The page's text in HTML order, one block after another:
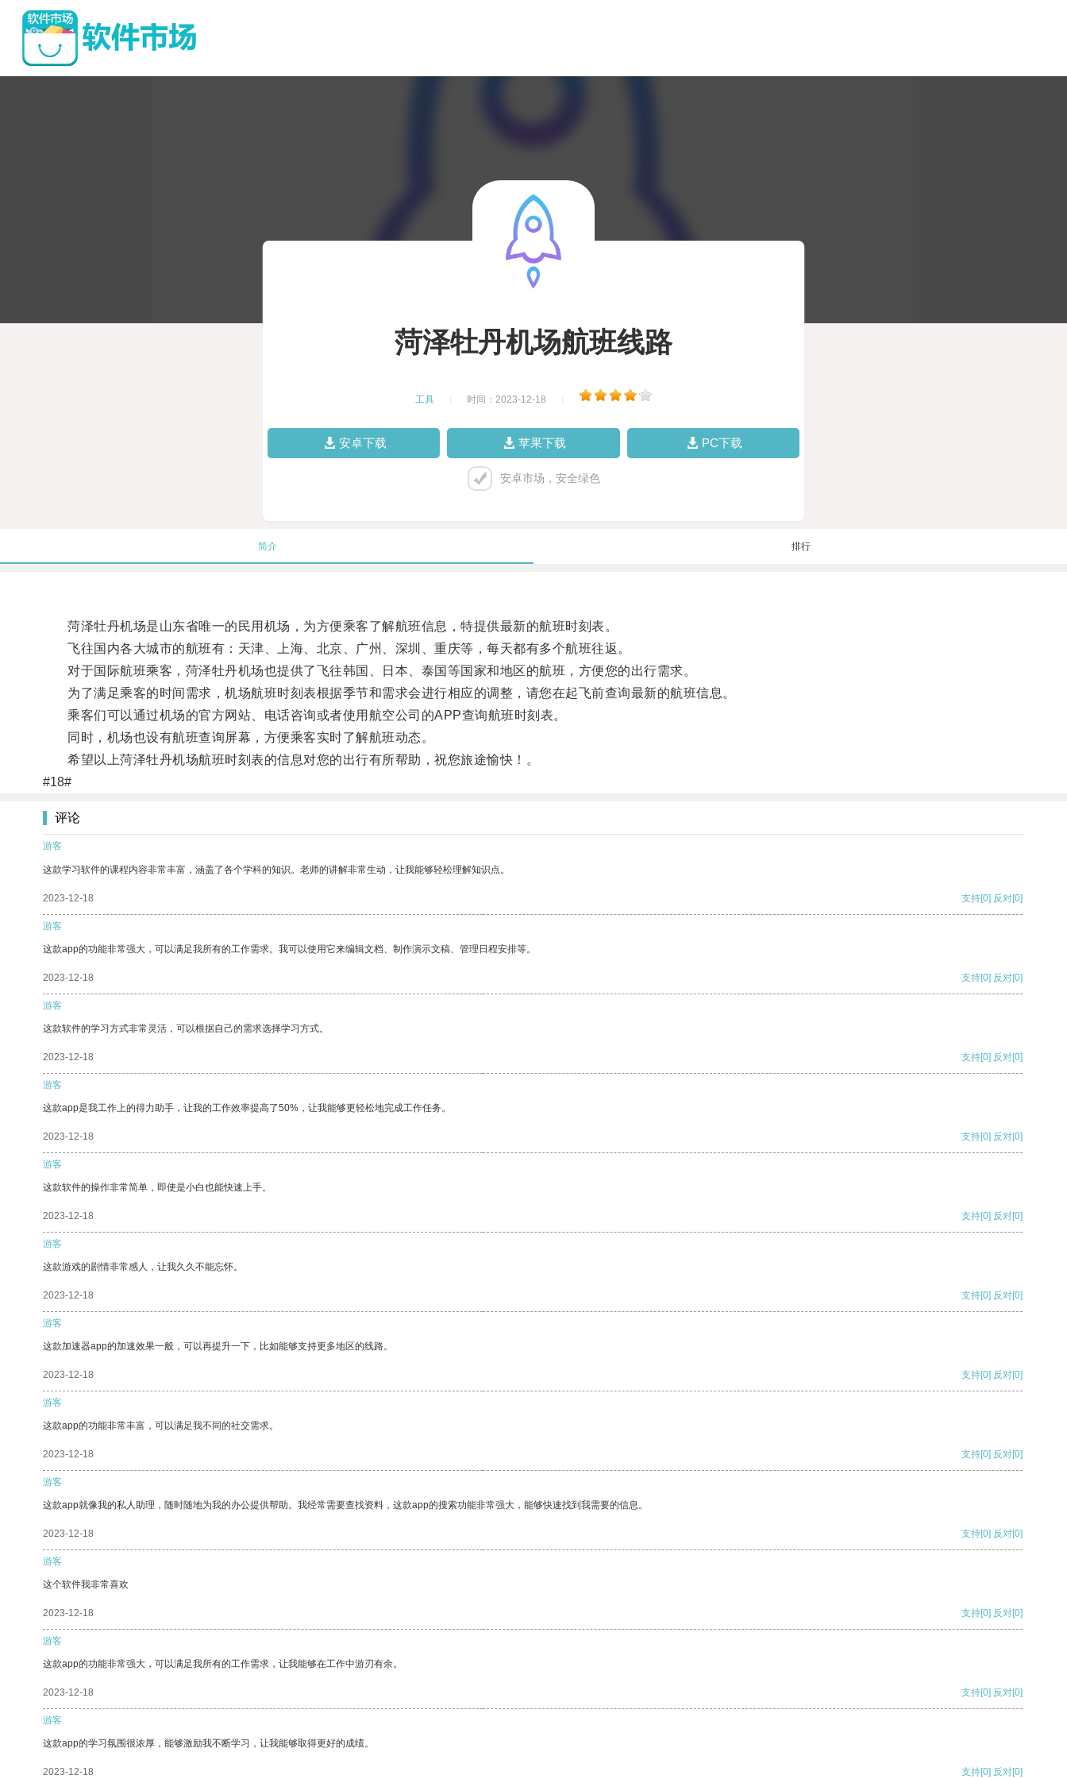
菏泽牡丹机场航班线路
工具 时间：2023-12-18
安卓下载 苹果下载 PC下载
安卓市场，安全绿色
简介 排行
菏泽牡丹机场是山东省唯一的民用机场，为方便乘客了解航班信息，特提供最新的航班时刻表。
飞往国内各大城市的航班有：天津、上海、北京、广州、深圳、重庆等，每天都有多个航班往返。
对于国际航班乘客，菏泽牡丹机场也提供了飞往韩国、日本、泰国等国家和地区的航班，方便您的出行需求。
为了满足乘客的时间需求，机场航班时刻表根据季节和需求会进行相应的调整，请您在起飞前查询最新的航班信息。
乘客们可以通过机场的官方网站、电话咨询或者使用航空公司的APP查询航班时刻表。
同时，机场也设有航班查询屏幕，方便乘客实时了解航班动态。
希望以上菏泽牡丹机场航班时刻表的信息对您的出行有所帮助，祝您旅途愉快！。
#18#
评论
游客
这款学习软件的课程内容非常丰富，涵盖了各个学科的知识。老师的讲解非常生动，让我能够轻松理解知识点。
2023-12-18 支持[0] 反对[0]
游客
这款app的功能非常强大，可以满足我所有的工作需求。我可以使用它来编辑文档、制作演示文稿、管理日程安排等。
2023-12-18 支持[0] 反对[0]
游客
这款软件的学习方式非常灵活，可以根据自己的需求选择学习方式。
2023-12-18 支持[0] 反对[0]
游客
这款app是我工作上的得力助手，让我的工作效率提高了50%，让我能够更轻松地完成工作任务。
2023-12-18 支持[0] 反对[0]
游客
这款软件的操作非常简单，即使是小白也能快速上手。
2023-12-18 支持[0] 反对[0]
游客
这款游戏的剧情非常感人，让我久久不能忘怀。
2023-12-18 支持[0] 反对[0]
游客
这款加速器app的加速效果一般，可以再提升一下，比如能够支持更多地区的线路。
2023-12-18 支持[0] 反对[0]
游客
这款app的功能非常丰富，可以满足我不同的社交需求。
2023-12-18 支持[0] 反对[0]
游客
这款app就像我的私人助理，随时随地为我的办公提供帮助。我经常需要查找资料，这款app的搜索功能非常强大，能够快速找到我需要的信息。
2023-12-18 支持[0] 反对[0]
游客
这个软件我非常喜欢
2023-12-18 支持[0] 反对[0]
游客
这款app的功能非常强大，可以满足我所有的工作需求，让我能够在工作中游刃有余。
2023-12-18 支持[0] 反对[0]
游客
这款app的学习氛围很浓厚，能够激励我不断学习，让我能够取得更好的成绩。
2023-12-18 支持[0] 反对[0]